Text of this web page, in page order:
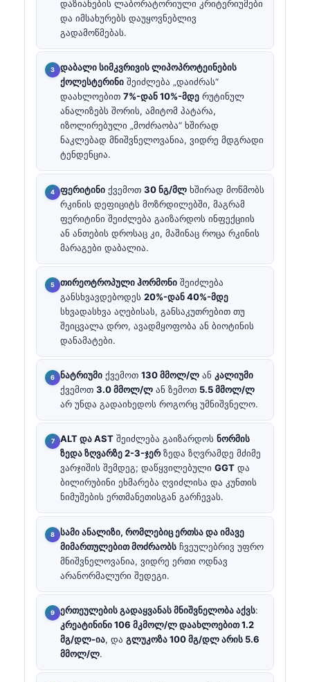
დაზიანების ლაბორატორიული კრიტერიუმები
და იმსახურებს დაუყოვნებლივ
გადამოწმებას.
დაბალი სიმკვრივის ლიპოპროტეინების
ქოლესტერინი შეიძლება „დაიძრას“
დაახლოებით 7%-დან 10%-მდე რუტინულ
ანალიზებს შორის, ამიტომ პატარა,
იზოლირებული „მოძრაობა“ ხშირად
ნაკლებად მნიშვნელოვანია, ვიდრე მდგრადი
ტენდენცია.
ფერიტინი ქვემოთ 30 ნგ/მლ ხშირად მოწმობს
რკინის დეფიციტს მოზრდილებში, მაგრამ
ფერიტინი შეიძლება გაიზარდოს ინფექციის
ან ანთების დროსაც კი, მაშინაც როცა რკინის
მარაგები დაბალია.
თირეოტროპული ჰორმონი შეიძლება
განსხვავდებოდეს 20%-დან 40%-მდე
სხვადასხვა აღებისას, განსაკუთრებით თუ
შეიცვალა დრო, ავადმყოფობა ან ბიოტინის
დანამატები.
ნატრიუმი ქვემოთ 130 მმოლ/ლ ან კალიუმი
ქვემოთ 3.0 მმოლ/ლ ან ზემოთ 5.5 მმოლ/ლ
არ უნდა გადაიხედოს როგორც უმნიშვნელო.
ALT და AST შეიძლება გაიზარდოს ნორმის
ზედა ზღვარზე 2-3-ჯერზედა ზღვრამდე მძიმე
ვარჯიშის შემდეგ; დაწყვილებული GGT და
ბილირუბინი ეხმარება ღვიძლისა და კუნთის
ნიმუშების ერთმანეთისგან გარჩევას.
სამი ანალიზი, რომლებიც ერთსა და იმავე
მიმართულებით მოძრაობს ჩვეულებრივ უფრო
მნიშვნელოვანია, ვიდრე ერთი ოდნავ
არანორმალური შედეგი.
ერთეულების გადაყვანას მნიშვნელობა აქვს:
კრეატინინი 106 მკმოლ/ლ დაახლოებით 1.2
მგ/დლ-ია, და გლუკოზა 100 მგ/დლ არის 5.6
მმოლ/ლ.